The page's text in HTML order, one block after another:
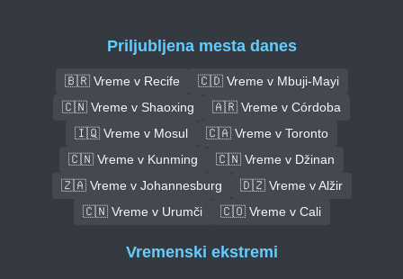
Priljubljena mesta danes
🇧🇷 Vreme v Recife
🇨🇩 Vreme v Mbuji-Mayi
🇨🇳 Vreme v Shaoxing
🇦🇷 Vreme v Córdoba
🇮🇶 Vreme v Mosul
🇨🇦 Vreme v Toronto
🇨🇳 Vreme v Kunming
🇨🇳 Vreme v Džinan
🇿🇦 Vreme v Johannesburg
🇩🇿 Vreme v Alžir
🇨🇳 Vreme v Urumči
🇨🇴 Vreme v Cali
Vremenski ekstremi